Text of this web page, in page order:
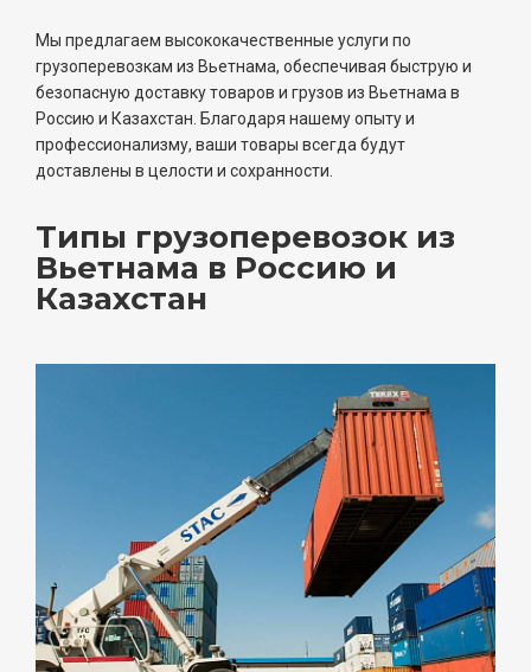
Мы предлагаем высококачественные услуги по
грузоперевозкам из Вьетнама, обеспечивая быструю и
безопасную доставку товаров и грузов из Вьетнама в
Россию и Казахстан. Благодаря нашему опыту и
профессионализму, ваши товары всегда будут
доставлены в целости и сохранности.
Типы грузоперевозок из
Вьетнама в Россию и
Казахстан